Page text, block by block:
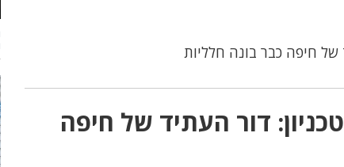
חיפה כבר בונה חלליות
דור העתיד של חיפה